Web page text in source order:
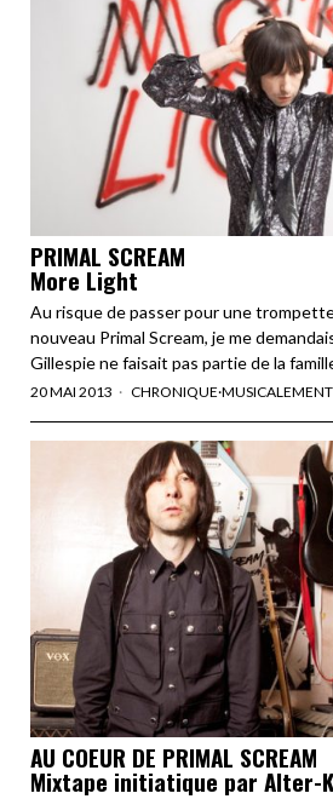
PRIMAL SCREAM
More Light
Au risque de passer pour une
nouveau Primal Scream, je me
Gillespie ne faisait pas partie de la
20 MAI 2013 CHRONIQUE·MUSICALEMENT
AU COEUR DE PRIMAL SCREAM
Mixtape initiatique par Alter-K